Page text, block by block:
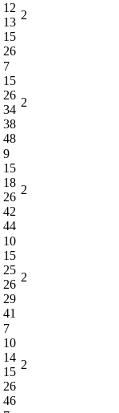
12
13
15
26
2
7
15
26
34
38
48
2
9
15
18
26
42
44
2
10
15
25
26
29
41
2
7
10
14
15
26
46
2